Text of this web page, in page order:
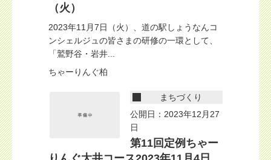
（火）
2023年11月7日（火）、道の駅しょうなんコ
ンシェルジュの皆さまの研修の一環として、
「鷲野谷・岩井...
ちゃーりんぐ柏
まちづくり
公開日：2023年12月27
日
第11回定例ちゃー